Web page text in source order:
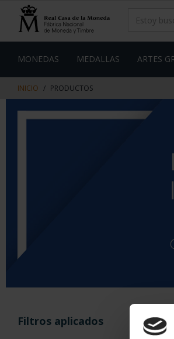
contenido
de
MONEDAS MEDALLAS ARTES
INICIO PRODUCTOS
Filtros aplicados